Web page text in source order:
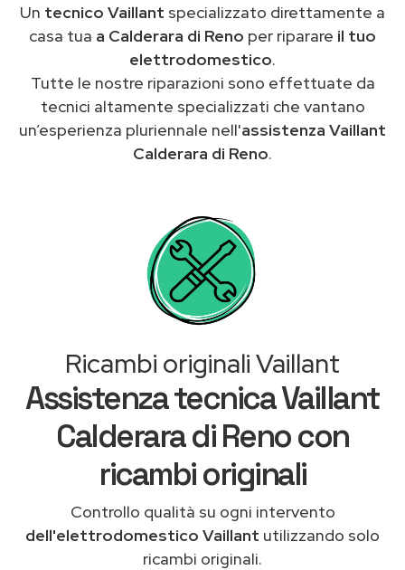
Un tecnico Vaillant specializzato direttamente a
casa tua a Calderara di Reno per riparare il tuo
elettrodomestico.
Tutte le nostre riparazioni sono effettuate da
tecnici altamente specializzati che vantano
un’esperienza pluriennale nell'assistenza Vaillant
Calderara di Reno.
Ricambi originali Vaillant
Assistenza tecnica Vaillant
Calderara di Reno con
ricambi originali
Controllo qualità su ogni intervento
dell'elettrodomestico Vaillant utilizzando solo
ricambi originali.